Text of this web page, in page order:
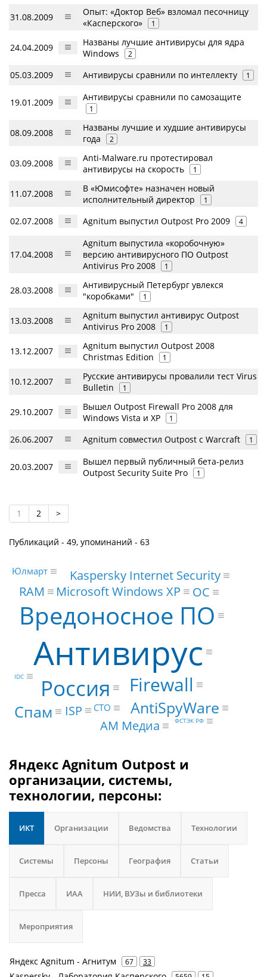
31.08.2009
Опыт: «Доктор Веб» взломал песочницу
«Касперского»
1
24.04.2009
Названы лучшие антивирусы для ядра
Windows
2
05.03.2009 Антивирусы сравнили по интеллекту 1
19.01.2009 Антивирусы сравнили по самозащите
1
08.09.2008
Названы лучшие и худшие антивирусы
года
2
03.09.2008
Anti-Malware.ru протестировал
антивирусы на скорость
1
11.07.2008
В «Юмисофте» назначен новый
исполнительный директор
1
02.07.2008 Agnitum выпустил Outpost Pro 2009 4
17.04.2008
Agnitum выпустила «коробочную»
версию антивирусного ПО Outpost
Antivirus Pro 2008
1
28.03.2008
Антивирусный Петербург увлекся
"коробками"
1
13.03.2008
Agnitum выпустил антивирус Outpost
Antivirus Pro 2008
1
13.12.2007
Agnitum выпустил Outpost 2008
Christmas Edition
1
10.12.2007
Русские антивирусы провалили тест Virus
Bulletin
1
29.10.2007
Вышел Outpost Firewall Pro 2008 для
Windows Vista и XP
1
26.06.2007 Agnitum совместил Outpost с Warcraft 1
20.03.2007
Вышел первый публичный бета-релиз
Outpost Security Suite Pro
1
1 2 >
Публикаций - 49, упоминаний - 63
Антивирус
Вредоносное ПО
Россия Firewall
Спам AntiSpyWare
ОС
ISP
Microsoft Windows XP
АМ Медиа
RAM
Kaspersky Internet Security
CTO
Юлмарт
ФСТЭК РФ
IDC
Яндекс Agnitum Outpost и
организации, системы,
технологии, персоны:
ИКТ Организации Ведомства Технологии
Системы Персоны География Статьи
Пресса ИАА НИИ, ВУЗы и библиотеки
Мероприятия
Яндекс Agnitum - Агнитум 67 33